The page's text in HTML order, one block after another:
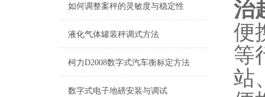
如何调整案秤的灵敏度与稳定性
液化气体罐装秤调式方法
柯力D2008数字式汽车衡标定方法
数字式电子地磅安装与调试
治
便
等
站